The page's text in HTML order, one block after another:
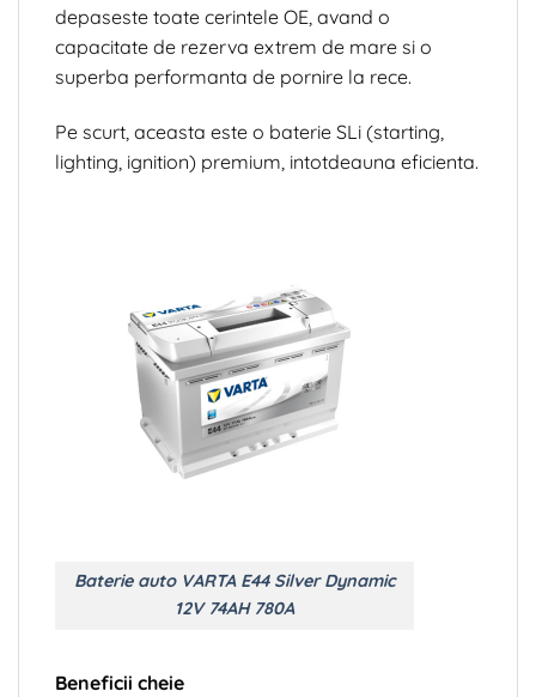
depaseste toate cerintele OE, avand o
capacitate de rezerva extrem de mare si o
superba performanta de pornire la rece.
Pe scurt, aceasta este o baterie SLi (starting,
lighting, ignition) premium, intotdeauna eficienta.
Baterie auto VARTA E44 Silver Dynamic
12V 74AH 780A
Beneficii cheie